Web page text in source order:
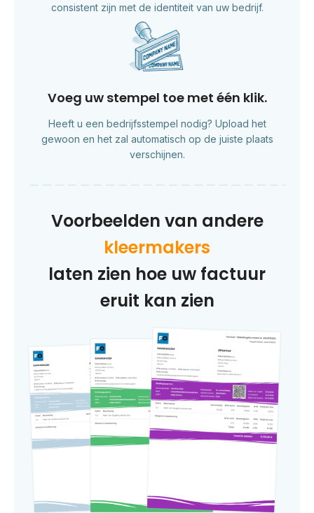
consistent zijn met de identiteit van uw bedrijf.
Voeg uw stempel toe met één klik.
Heeft u een bedrijfsstempel nodig? Upload het
gewoon en het zal automatisch op de juiste plaats
verschijnen.
Voorbeelden van andere
kleermakers
laten zien hoe uw factuur
eruit kan zien